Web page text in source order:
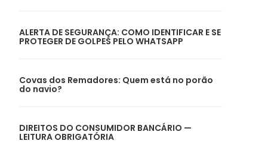
ALERTA DE SEGURANÇA: COMO IDENTIFICAR E SE
PROTEGER DE GOLPES PELO WHATSAPP
Covas dos Remadores: Quem está no porão
do navio?
DIREITOS DO CONSUMIDOR BANCÁRIO —
LEITURA OBRIGATÓRIA